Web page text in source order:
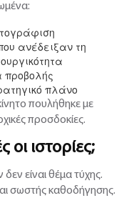
ανέδειξαν τη
προβολής
πλάνο
πουλήθηκε με
προσδοκίες.
οι ιστορίες;
είναι θέμα τύχης.
σωστής καθοδήγησης.